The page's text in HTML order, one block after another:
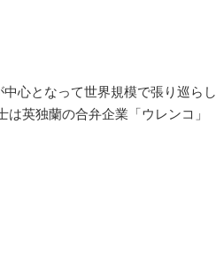
中心となって世界規模で張り巡らし
英独蘭の合弁企業「ウレンコ」